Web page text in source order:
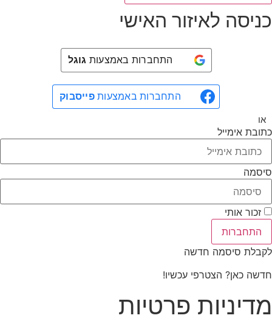
לאיזור האישי
התחברות באמצעותגוגל
התחברות באמצעותפייסבוק
או
אימייל
זכור אותי
התחברות
סיסמה חדשה
כאן? הצטרפי עכשיו!
פרטיות